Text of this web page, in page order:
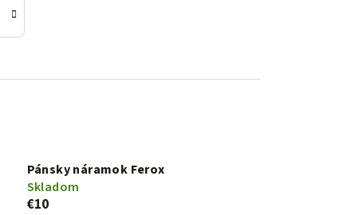
Pánsky náramok Ferox
Skladom
€10